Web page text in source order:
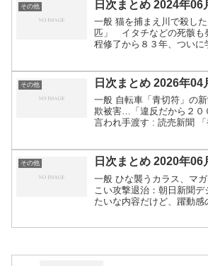
その他 日次まとめ 2024年06
一般 猫を捕まえ川で殺し
匹」 イタチなどの死骸も
程修了から８３年、つい
２...
その他 日次まとめ 2026年04
一般 自転車「青切符」の
欺被害…「違反だから２０
言われ手渡す : 読売新聞
プライムオ...
その他 日次まとめ 2020年06
一般 ひな襲うカラス、マ
こい攻撃退治：朝日新聞
たいな内容だけど、躍動感